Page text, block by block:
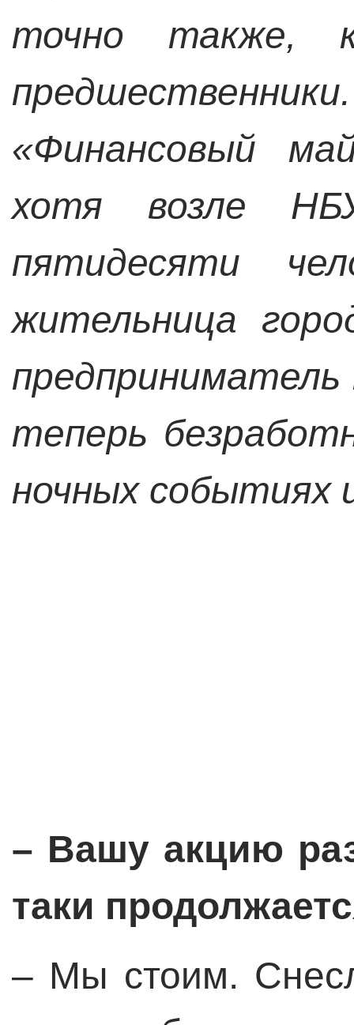
точно также,
«Финансовый
хотя возле
пятидесяти
жительница
теперь
ночных событиях
– Вашу акцию
таки
– Мы стоим.